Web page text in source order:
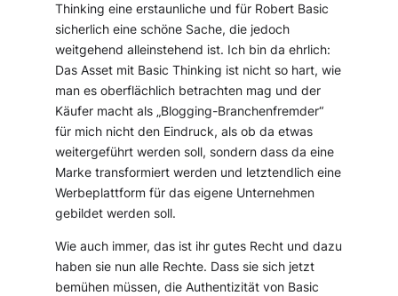
Thinking eine erstaunliche und für Robert Basic
sicherlich eine schöne Sache, die jedoch
weitgehend alleinstehend ist. Ich bin da ehrlich:
Das Asset mit Basic Thinking ist nicht so hart, wie
man es oberflächlich betrachten mag und der
Käufer macht als „Blogging-Branchenfremder“
für mich nicht den Eindruck, als ob da etwas
weitergeführt werden soll, sondern dass da eine
Marke transformiert werden und letztendlich eine
Werbeplattform für das eigene Unternehmen
gebildet werden soll.
Wie auch immer, das ist ihr gutes Recht und dazu
haben sie nun alle Rechte. Dass sie sich jetzt
bemühen müssen, die Authentizität von Basic